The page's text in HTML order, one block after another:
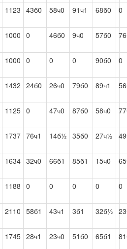
1123 43б0 58ч0 91ч1 68б0 0
1000 0 46б0 9ч0 57б0
1000 0 0 0 90б0 0
1432 24б0 26ч0 79б0 89ч1
1125 0 47ч0 87б0 58ч0
1737 76ч1 14б½ 35б0 27ч½
1634 32ч0 66б1 85б1 15ч0
1188 0 0 0 0 0
2110 58б1 43ч1 3б1 32б½
1745 28ч1 23ч0 51б0 65б1